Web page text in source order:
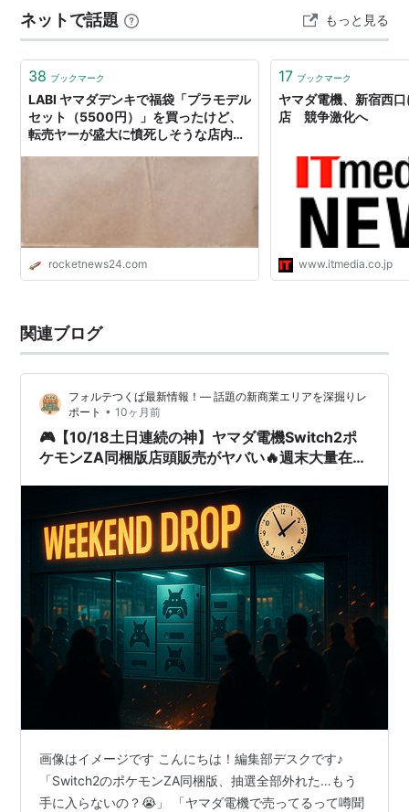
最…
ネットで話題 もっと見る
38 ブックマーク
LABI ヤマダデンキで福袋「プラモデル
セット（5500円）」を買ったけど、
転売ヤーが盛大に憤死しそうな店内の
rocketnews24.com
17 ブックマーク
ヤマダ電機、新宿西
店 競争激化へ
www.itmedia.co.jp
関連ブログ
フォルテつくば最新情報！— 話題の新商業エリアを深掘りレ
ポート • 10ヶ月前
🎮【10/18土日連続の神】ヤマダ電機Switch2ポ
ケモンZA同梱版店頭販売がヤバい🔥週末大量在庫
画像はイメージです こんにちは！編集部デスクです♪
「Switch2のポケモンZA同梱版、抽選全部外れた…もう
手に入らないの？😭」 「ヤマダ電機で売ってるって噂聞